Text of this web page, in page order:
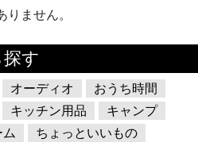
りません。
す
オーディオ
おうち時間
キッチン用品
キャンプ
ム
ちょっといいもの